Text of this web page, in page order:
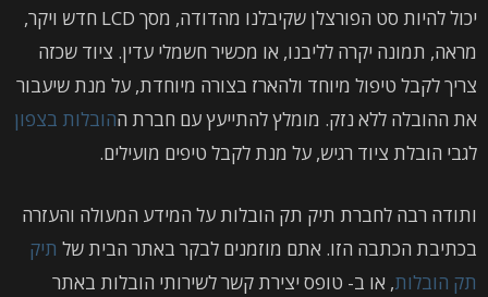
יכול להיות סט הפורצלן שקיבלנו מהדודה, מסך LCD חדש ויקר,
מראה, תמונה יקרה לליבנו, או מכשיר חשמלי עדין. ציוד שכזה
צריך לקבל טיפול מיוחד ולהארז בצורה מיוחדת, על מנת שיעבור
את ההובלה ללא נזק. מומלץ להתייעץ עם חברת ההובלות בצפון
לגבי הובלת ציוד רגיש, על מנת לקבל טיפים מועילים.
ותודה רבה לחברת תיק תק הובלות על המידע המעולה והעזרה
בכתיבת הכתבה הזו. אתם מוזמנים לבקר באתר הבית של תיק
תק הובלות, או ב- טופס יצירת קשר לשירותי הובלות באתר